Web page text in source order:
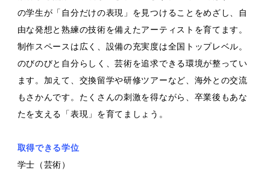
の学生が「自分だけの表現」を見つけることをめざし、自
由な発想と熟練の技術を備えたアーティストを育てます。
制作スペースは広く、設備の充実度は全国トップレベル。
のびのびと自分らしく、芸術を追求できる環境が整ってい
ます。加えて、交換留学や研修ツアーなど、海外との交流
もさかんです。たくさんの刺激を得ながら、卒業後もあな
たを支える「表現」を育てましょう。
取得できる学位
学士（芸術）